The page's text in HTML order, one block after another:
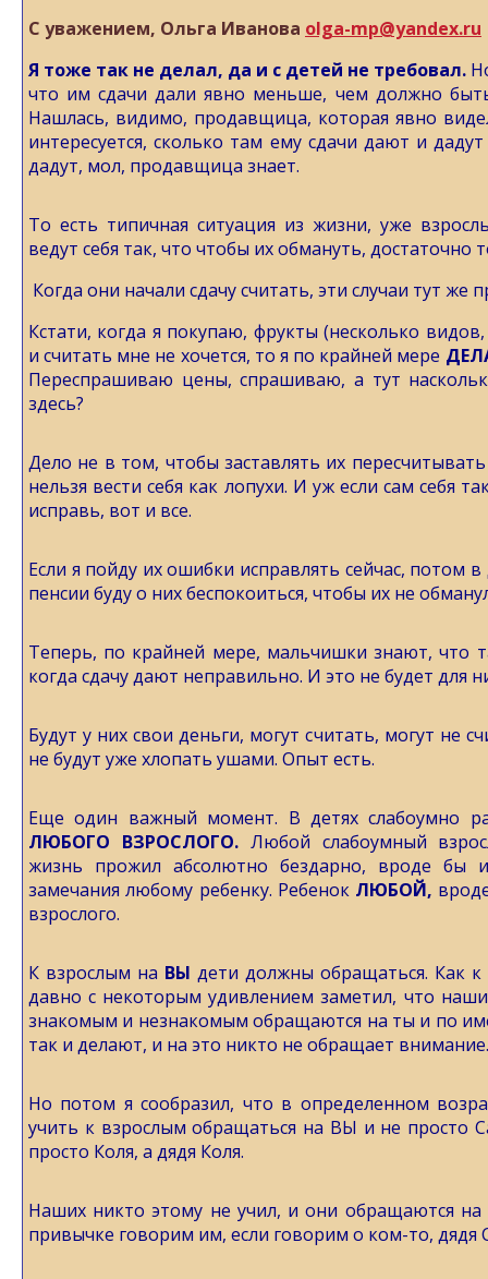
С уважением, Ольга Иванова olga-mp@yandex.ru
Я тоже так не делал, да и с детей не требовал.
что им сдачи дали явно меньше, чем должно
Нашлась, видимо, продавщица, которая явно
интересуется, сколько там ему сдачи дают и
дадут, мол, продавщица знает.
То есть типичная ситуация из жизни, уже
ведут себя так, что чтобы их обмануть, достаточно
Когда они начали сдачу считать, эти случаи тут же
Кстати, когда я покупаю, фрукты (несколько
и считать мне не хочется, то я по крайней мере
Переспрашиваю цены, спрашиваю, а тут
здесь?
Дело не в том, чтобы заставлять их
нельзя вести себя как лопухи. И уж если сам себя
исправь, вот и все.
Если я пойду их ошибки исправлять сейчас, потом в
пенсии буду о них беспокоиться, чтобы их не
Теперь, по крайней мере, мальчишки знают, что
когда сдачу дают неправильно. И это не будет для
Будут у них свои деньги, могут считать, могут не
не будут уже хлопать ушами. Опыт есть.
Еще один важный момент. В детях слабоумно
ЛЮБОГО ВЗРОСЛОГО.Любой слабоумный
жизнь прожил абсолютно бездарно, вроде бы
замечания любому ребенку. Ребенок ЛЮБОЙ,
взрослого.
К взрослым на ВЫ дети должны обращаться. Как к
давно с некоторым удивлением заметил, что
знакомым и незнакомым обращаются на ты и по
так и делают, и на это никто не обращает внимание.
Но потом я сообразил, что в определенном
учить к взрослым обращаться на ВЫ и не просто
просто Коля, а дядя Коля.
Наших никто этому не учил, и они обращаются
привычке говорим им, если говорим о ком-то, дядя